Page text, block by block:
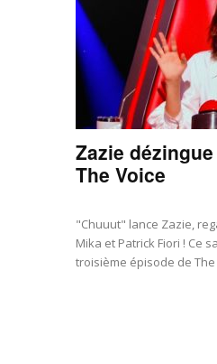
Zazie
The Voice
"Chuuut" lance Zazie,
Mika et Patrick Fiori ! Ce
troisième épisode de The